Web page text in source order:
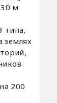
м
типа,
землях
200